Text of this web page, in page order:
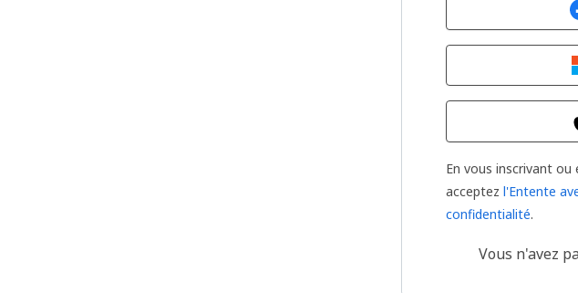
En vous inscrivant
acceptez l'Entente
confidentialité.
Vous n'avez